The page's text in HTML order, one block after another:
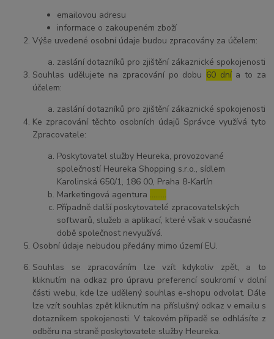
emailovou adresu
informace o zakoupeném zboží
Výše uvedené osobní údaje budou zpracovány za účelem:
zaslání dotazníků pro zjištění zákaznické spokojenosti
Souhlas udělujete na zpracování po dobu 60 dnía to za
účelem:
zaslání dotazníků pro zjištění zákaznické spokojenosti
Ke zpracování těchto osobních údajů Správce využívá tyto
Zpracovatele:
Poskytovatel služby Heureka, provozované
společností Heureka Shopping s.r.o., sídlem
Karolinská 650/1, 186 00, Praha 8-Karlín
Marketingová agentura ………
Případně další poskytovatelé zpracovatelských
softwarů, služeb a aplikací, které však v současné
době společnost nevyužívá.
Osobní údaje nebudou předány mimo území EU.
Souhlas se zpracováním lze vzít kdykoliv zpět, a to
kliknutím na odkaz pro úpravu preferencí soukromí v dolní
části webu, kde lze udělený souhlas e-shopu odvolat. Dále
lze vzít souhlas zpět kliknutím na příslušný odkaz v emailu s
dotazníkem spokojenosti. V takovém případě se odhlásíte z
odběru na straně poskytovatele služby Heureka.